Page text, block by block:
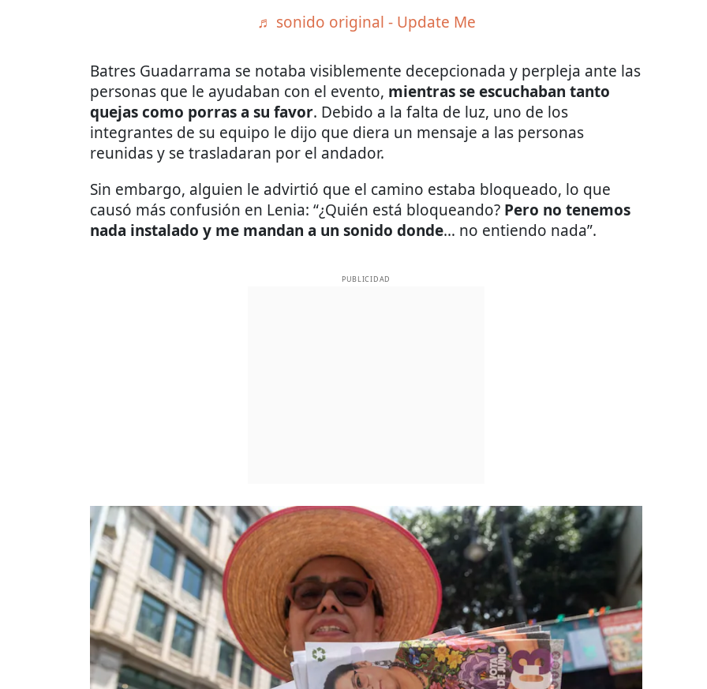
♬ sonido original - Update Me
Batres Guadarrama se notaba visiblemente decepcionada y perpleja ante las
personas que le ayudaban con el evento, mientras se escuchaban tanto
quejas como porras a su favor. Debido a la falta de luz, uno de los
integrantes de su equipo le dijo que diera un mensaje a las personas
reunidas y se trasladaran por el andador.
Sin embargo, alguien le advirtió que el camino estaba bloqueado, lo que
causó más confusión en Lenia: “¿Quién está bloqueando? Pero no tenemos
nada instalado y me mandan a un sonido donde… no entiendo nada”.
PUBLICIDAD